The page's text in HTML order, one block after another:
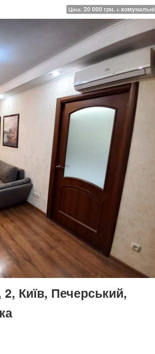
Ціна: 20 000 грн. + комунальні
Київ, Печерський,